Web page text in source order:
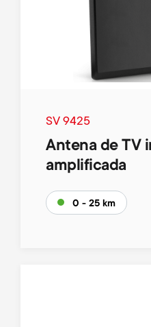
SV 9425
Antena de TV
amplificada
0 - 25 km